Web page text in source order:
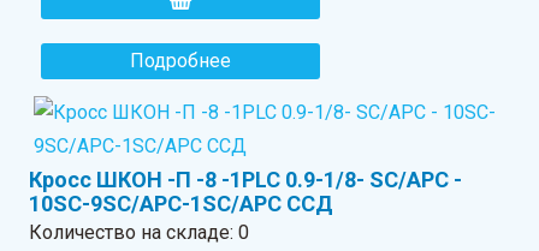
Подробнее
Кросс ШКОН -П -8 -1PLC 0.9-1/8- SC/APC -
10SC-9SC/APC-1SC/APC ССД
Количество на складе:0